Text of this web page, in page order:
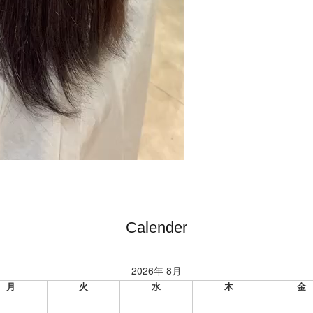
Calender
2026年 8月
月 火 水 木 金